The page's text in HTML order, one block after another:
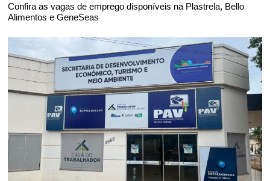
Confira as vagas de emprego disponíveis na Plastrela, Bello
Alimentos e GeneSeas